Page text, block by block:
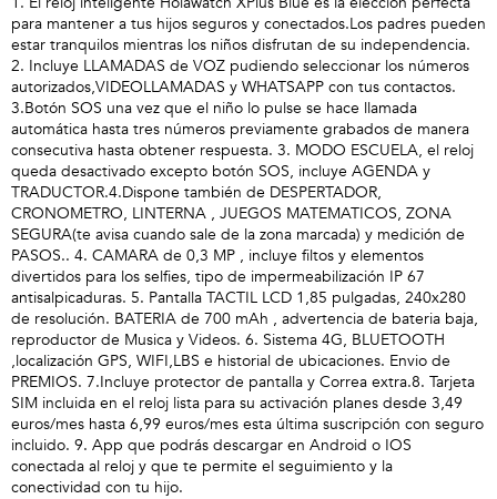
para mantener a tus hijos seguros y conectados.Los padres pueden
estar tranquilos mientras los niños disfrutan de su independencia.
2. Incluye LLAMADAS de VOZ pudiendo seleccionar los números
autorizados,VIDEOLLAMADAS y WHATSAPP con tus contactos.
3.Botón SOS una vez que el niño lo pulse se hace llamada
automática hasta tres números previamente grabados de manera
consecutiva hasta obtener respuesta. 3. MODO ESCUELA, el reloj
queda desactivado excepto botón SOS, incluye AGENDA y
TRADUCTOR.4.Dispone también de DESPERTADOR,
CRONOMETRO, LINTERNA , JUEGOS MATEMATICOS, ZONA
SEGURA(te avisa cuando sale de la zona marcada) y medición de
PASOS.. 4. CAMARA de 0,3 MP , incluye filtos y elementos
divertidos para los selfies, tipo de impermeabilización IP 67
antisalpicaduras. 5. Pantalla TACTIL LCD 1,85 pulgadas, 240x280
de resolución. BATERIA de 700 mAh , advertencia de bateria baja,
reproductor de Musica y Videos. 6. Sistema 4G, BLUETOOTH
,localización GPS, WIFI,LBS e historial de ubicaciones. Envio de
PREMIOS. 7.Incluye protector de pantalla y Correa extra.8. Tarjeta
SIM incluida en el reloj lista para su activación planes desde 3,49
euros/mes hasta 6,99 euros/mes esta última suscripción con seguro
incluido. 9. App que podrás descargar en Android o IOS
conectada al reloj y que te permite el seguimiento y la
conectividad con tu hijo.